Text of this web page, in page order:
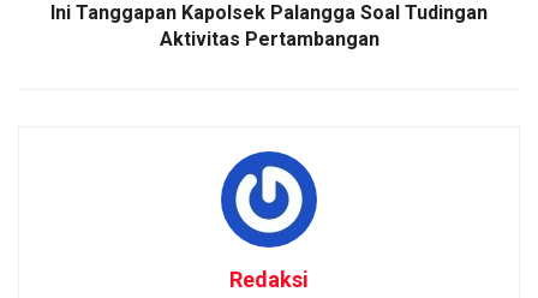
Ini Tanggapan Kapolsek Palangga Soal Tudingan
Aktivitas Pertambangan
Redaksi